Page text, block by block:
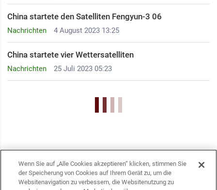
Nachrichten 4 August 2023 13:25
China startete den Satelliten Fengyun-3 06
Nachrichten 25 Juli 2023 05:23
China startete vier Wettersatelliten
Wenn Sie auf „Alle Cookies akzeptieren“ klicken, stimmen Sie
der Speicherung von Cookies auf Ihrem Gerät zu, um die
Websitenavigation zu verbessern, die Websitenutzung zu